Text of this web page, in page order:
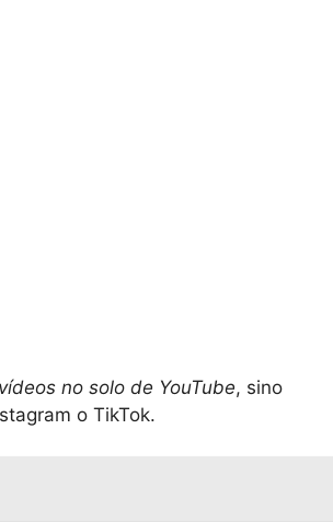
no solo de YouTube, sino
o TikTok.